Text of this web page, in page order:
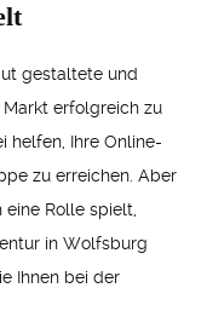
gestaltete und
erfolgreich zu
helfen, Ihre Online-
zu erreichen. Aber
Rolle spielt,
in Wolfsburg
Ihnen bei der